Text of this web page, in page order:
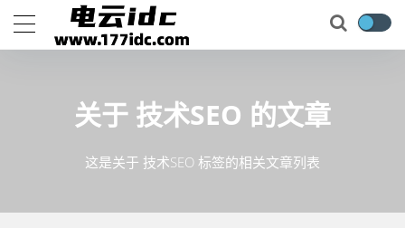
关于 技术SEO 的文章
这是关于 技术SEO 标签的相关文章列表